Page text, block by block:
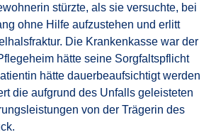
stürzte, als sie versuchte, bei
ohne Hilfe aufzustehen und erlitt
Die Krankenkasse war der
hätte seine Sorgfaltspflicht
hätte dauerbeaufsichtigt werden
die aufgrund des Unfalls geleisteten
von der Trägerin des